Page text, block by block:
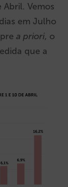
Abril. Vemos
em Julho
a priori, o
que a